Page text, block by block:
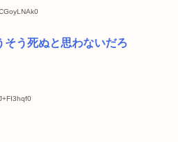
そう死ぬと思わないだろ